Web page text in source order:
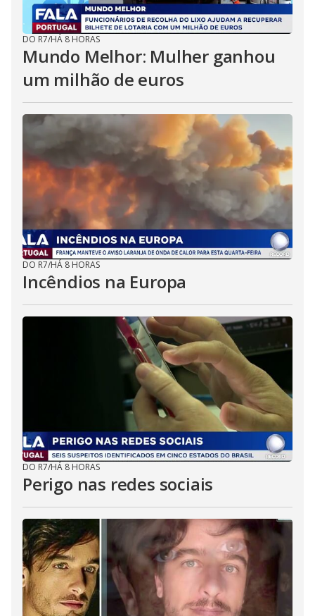
DO R7/HÁ 8 HORAS
Mundo Melhor: Mulher ganhou
um milhão de euros
DO R7/HÁ 8 HORAS
Incêndios na Europa
DO R7/HÁ 8 HORAS
Perigo nas redes sociais